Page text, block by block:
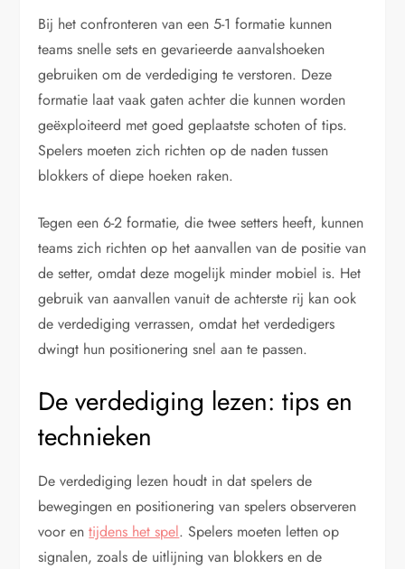
Bij het confronteren van een 5-1 formatie kunnen
teams snelle sets en gevarieerde aanvalshoeken
gebruiken om de verdediging te verstoren. Deze
formatie laat vaak gaten achter die kunnen worden
geëxploiteerd met goed geplaatste schoten of tips.
Spelers moeten zich richten op de naden tussen
blokkers of diepe hoeken raken.
Tegen een 6-2 formatie, die twee setters heeft, kunnen
teams zich richten op het aanvallen van de positie van
de setter, omdat deze mogelijk minder mobiel is. Het
gebruik van aanvallen vanuit de achterste rij kan ook
de verdediging verrassen, omdat het verdedigers
dwingt hun positionering snel aan te passen.
De verdediging lezen: tips en
technieken
De verdediging lezen houdt in dat spelers de
bewegingen en positionering van spelers observeren
voor entijdens het spel. Spelers moeten letten op
signalen, zoals de uitlijning van blokkers en de